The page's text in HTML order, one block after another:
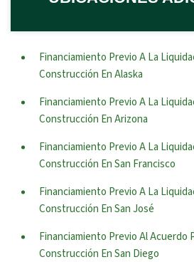
Financiamiento Previo A La
Construcción En Alaska
Financiamiento Previo A La
Construcción En Arizona
Financiamiento Previo A La
Construcción En San Francisco
Financiamiento Previo A La
Construcción En San José
Financiamiento Previo Al Acuerdo
Construcción En San Diego